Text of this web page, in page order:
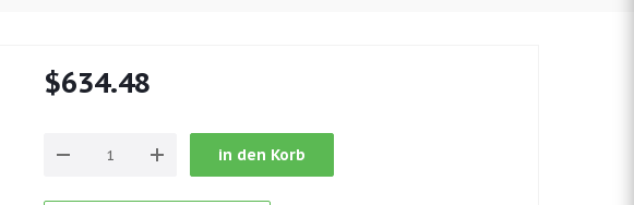
$634.48
in den Korb